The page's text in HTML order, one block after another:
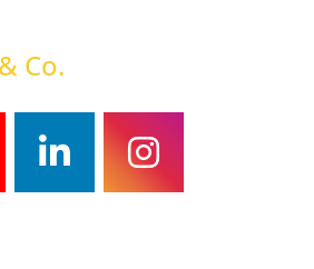
Co.
linkedininstagram